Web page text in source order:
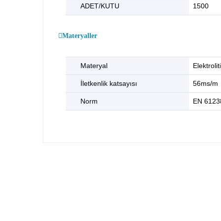
ADET/KUTU 1500
Materyaller
Materyal
İletkenlik katsayısı 56ms/m
Norm EN